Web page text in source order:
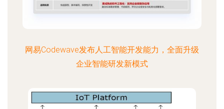
网易Codewave发布人工智能开发能力，全面升级
企业智能研发新模式